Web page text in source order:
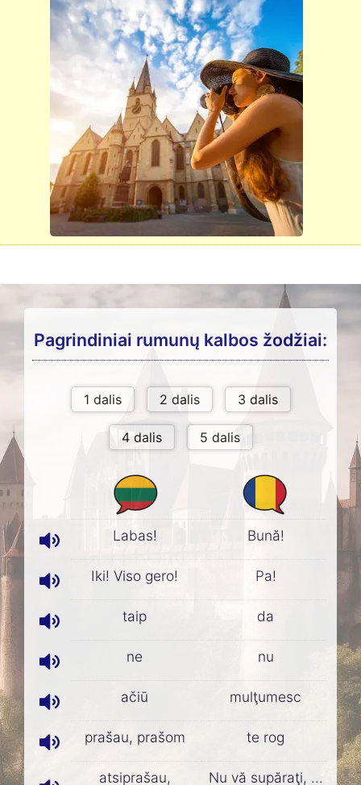
Pagrindiniai rumunų kalbos žodžiai:
Labas! Bună!
Iki! Viso gero! Pa!
taip da
ne nu
ačiū mulţumesc
prašau, prašom te rog
atsiprašau,
Nu vă supăraţi, ...